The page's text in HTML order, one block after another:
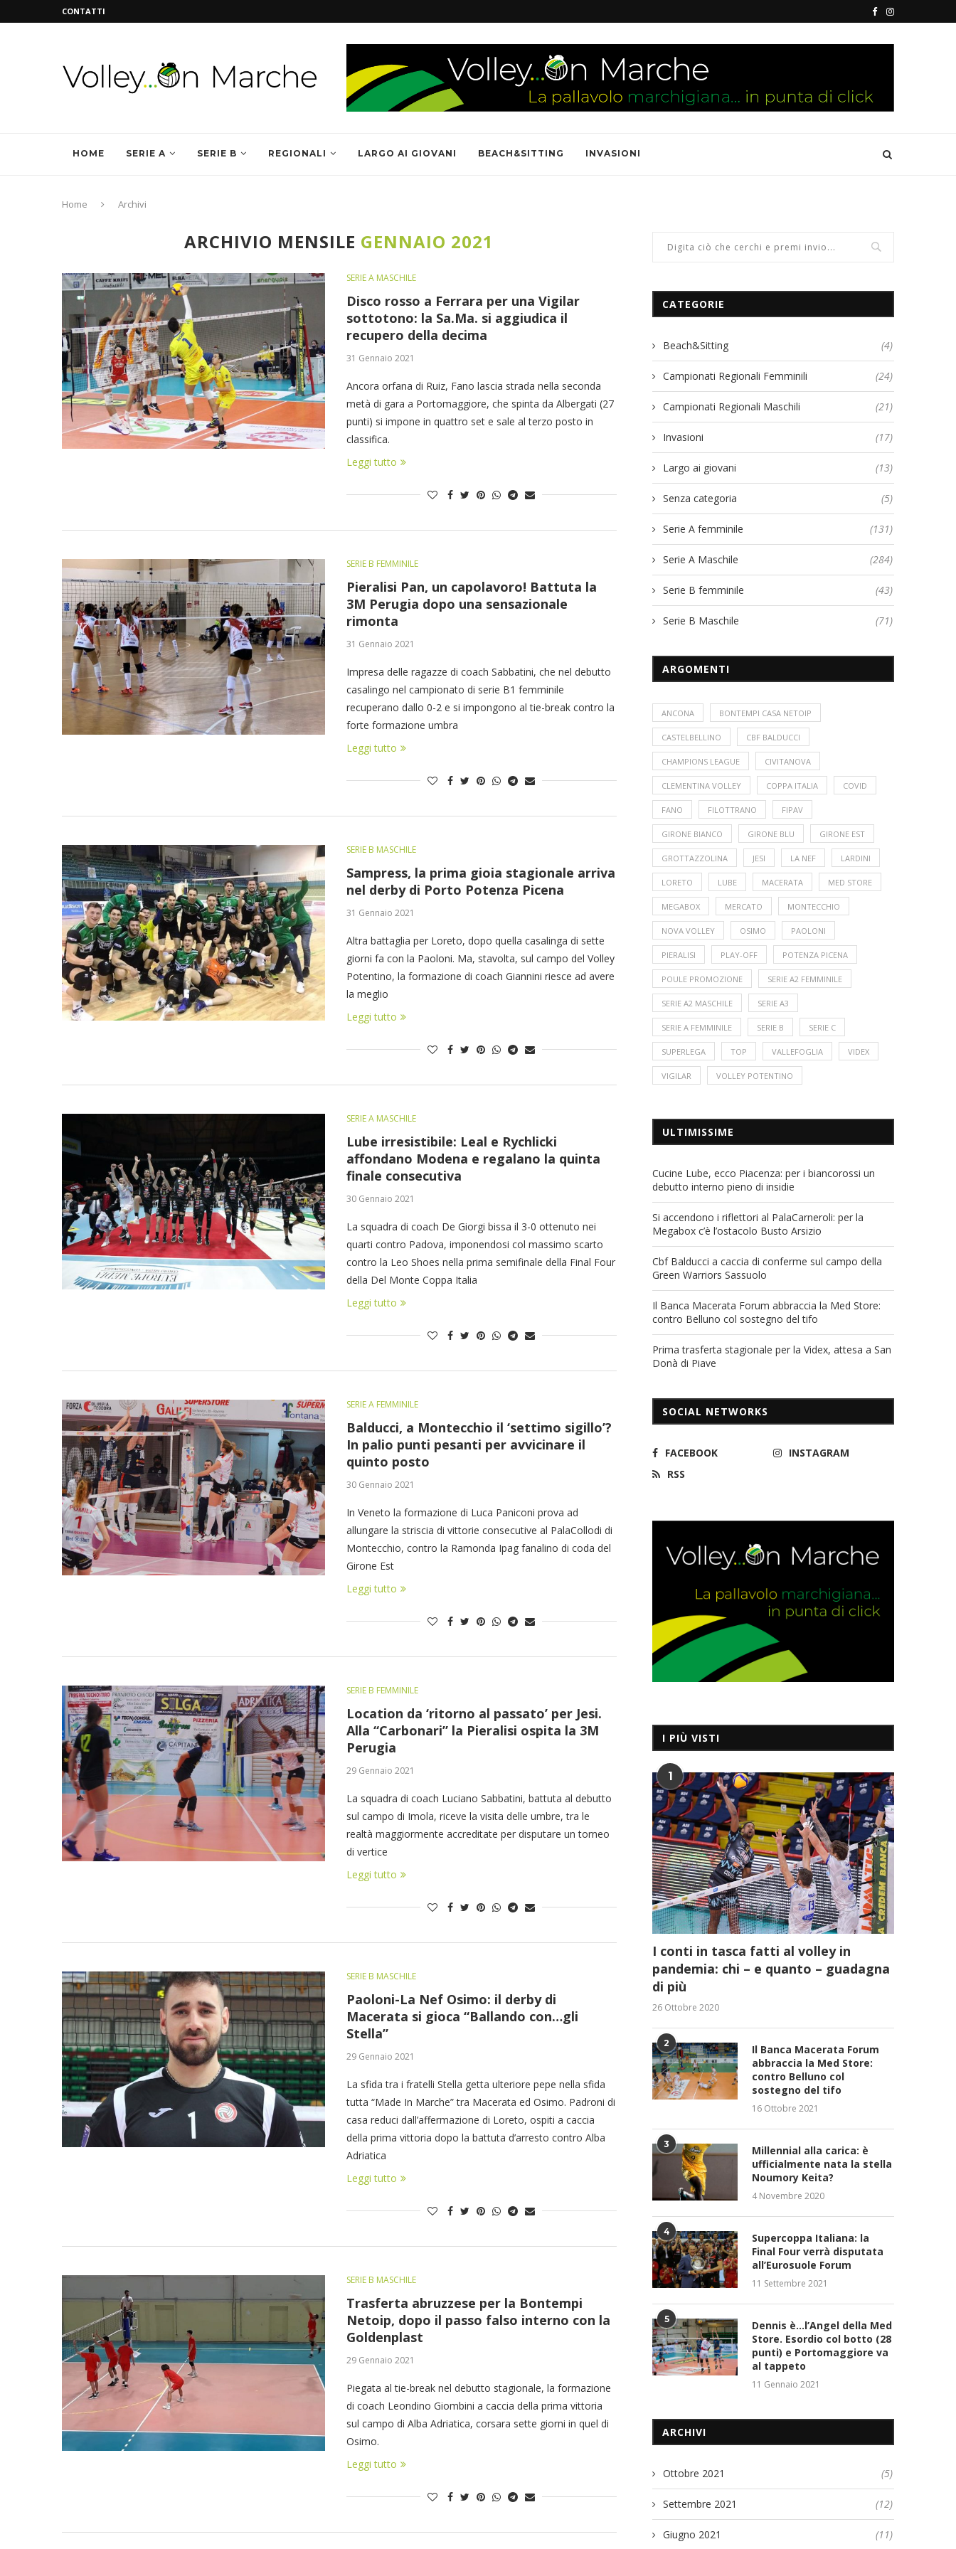
CONTATTI
HOME SERIE A SERIE B REGIONALI LARGO AI GIOVANI BEACH&SITTING INVASIONI
Home Archivi
ARCHIVIO MENSILE GENNAIO 2021
SERIE A MASCHILE
Disco rosso a Ferrara per una Vigilar
sottotono: la Sa.Ma. si aggiudica il
recupero della decima
31 Gennaio 2021
Ancora orfana di Ruiz, Fano lascia strada nella seconda
metà di gara a Portomaggiore, che spinta da Albergati (27
punti) si impone in quattro set e sale al terzo posto in
classifica.
Leggi tutto
SERIE B FEMMINILE
Pieralisi Pan, un capolavoro! Battuta la
3M Perugia dopo una sensazionale
rimonta
31 Gennaio 2021
Impresa delle ragazze di coach Sabbatini, che nel debutto
casalingo nel campionato di serie B1 femminile
recuperano dallo 0-2 e si impongono al tie-break contro la
forte formazione umbra
Leggi tutto
SERIE B MASCHILE
Sampress, la prima gioia stagionale arriva
nel derby di Porto Potenza Picena
31 Gennaio 2021
Altra battaglia per Loreto, dopo quella casalinga di sette
giorni fa con la Paoloni. Ma, stavolta, sul campo del Volley
Potentino, la formazione di coach Giannini riesce ad avere
la meglio
Leggi tutto
SERIE A MASCHILE
Lube irresistibile: Leal e Rychlicki
affondano Modena e regalano la quinta
finale consecutiva
30 Gennaio 2021
La squadra di coach De Giorgi bissa il 3-0 ottenuto nei
quarti contro Padova, imponendosi col massimo scarto
contro la Leo Shoes nella prima semifinale della Final Four
della Del Monte Coppa Italia
Leggi tutto
SERIE A FEMMINILE
Balducci, a Montecchio il ‘settimo sigillo’?
In palio punti pesanti per avvicinare il
quinto posto
30 Gennaio 2021
In Veneto la formazione di Luca Paniconi prova ad
allungare la striscia di vittorie consecutive al PalaCollodi di
Montecchio, contro la Ramonda Ipag fanalino di coda del
Girone Est
Leggi tutto
SERIE B FEMMINILE
Location da ‘ritorno al passato’ per Jesi.
Alla “Carbonari” la Pieralisi ospita la 3M
Perugia
29 Gennaio 2021
La squadra di coach Luciano Sabbatini, battuta al debutto
sul campo di Imola, riceve la visita delle umbre, tra le
realtà maggiormente accreditate per disputare un torneo
di vertice
Leggi tutto
SERIE B MASCHILE
Paoloni-La Nef Osimo: il derby di
Macerata si gioca “Ballando con…gli
Stella”
29 Gennaio 2021
La sfida tra i fratelli Stella getta ulteriore pepe nella sfida
tutta “Made In Marche” tra Macerata ed Osimo. Padroni di
casa reduci dall’affermazione di Loreto, ospiti a caccia
della prima vittoria dopo la battuta d’arresto contro Alba
Adriatica
Leggi tutto
SERIE B MASCHILE
Trasferta abruzzese per la Bontempi
Netoip, dopo il passo falso interno con la
Goldenplast
29 Gennaio 2021
Piegata al tie-break nel debutto stagionale, la formazione
di coach Leondino Giombini a caccia della prima vittoria
sul campo di Alba Adriatica, corsara sette giorni in quel di
Osimo.
Leggi tutto
CATEGORIE
Beach&Sitting (4)
Campionati Regionali Femminili (24)
Campionati Regionali Maschili (21)
Invasioni (17)
Largo ai giovani (13)
Senza categoria (5)
Serie A femminile (131)
Serie A Maschile (284)
Serie B femminile (43)
Serie B Maschile (71)
ARGOMENTI
ANCONA BONTEMPI CASA NETOIP
CASTELBELLINO CBF BALDUCCI
CHAMPIONS LEAGUE CIVITANOVA
CLEMENTINA VOLLEY COPPA ITALIA COVID
FANO FILOTTRANO FIPAV
GIRONE BIANCO GIRONE BLU GIRONE EST
GROTTAZZOLINA JESI LA NEF LARDINI
LORETO LUBE MACERATA MED STORE
MEGABOX MERCATO MONTECCHIO
NOVA VOLLEY OSIMO PAOLONI
PIERALISI PLAY-OFF POTENZA PICENA
POULE PROMOZIONE SERIE A2 FEMMINILE
SERIE A2 MASCHILE SERIE A3
SERIE A FEMMINILE SERIE B SERIE C
SUPERLEGA TOP VALLEFOGLIA VIDEX
VIGILAR VOLLEY POTENTINO
ULTIMISSIME
Cucine Lube, ecco Piacenza: per i biancorossi un
debutto interno pieno di insidie
Si accendono i riflettori al PalaCarneroli: per la
Megabox c’è l’ostacolo Busto Arsizio
Cbf Balducci a caccia di conferme sul campo della
Green Warriors Sassuolo
Il Banca Macerata Forum abbraccia la Med Store:
contro Belluno col sostegno del tifo
Prima trasferta stagionale per la Videx, attesa a San
Donà di Piave
SOCIAL NETWORKS
FACEBOOK
INSTAGRAM
RSS
I PIÙ VISTI
1
I conti in tasca fatti al volley in
pandemia: chi – e quanto – guadagna
di più
26 Ottobre 2020
2
Il Banca Macerata Forum
abbraccia la Med Store:
contro Belluno col
sostegno del tifo
16 Ottobre 2021
3
Millennial alla carica: è
ufficialmente nata la stella
Noumory Keita?
4 Novembre 2020
4
Supercoppa Italiana: la
Final Four verrà disputata
all’Eurosuole Forum
11 Settembre 2021
5
Dennis è…l’Angel della Med
Store. Esordio col botto (28
punti) e Portomaggiore va
al tappeto
11 Gennaio 2021
ARCHIVI
Ottobre 2021 (5)
Settembre 2021 (12)
Giugno 2021 (11)